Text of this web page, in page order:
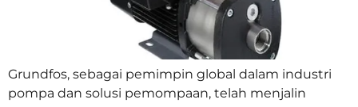
Grundfos, sebagai pemimpin global dalam industri
pompa dan solusi pemompaan, telah menjalin